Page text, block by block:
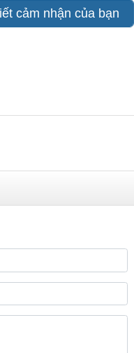
cảm nhận của bạn